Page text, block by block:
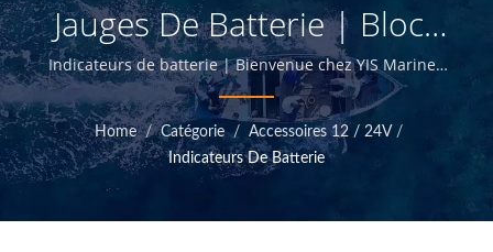
Jauges De Batterie | Blocs
Fusibles Marins - Fabricant
De Produits Électriques
Marins | YIS Marine
Indicateurs de batterie | Bienvenue chez YIS Marine -
Fabricant de produits électriques marins à Taiwan.
Home / Catégorie / Accessoires 12 / 24V /
Indicateurs De Batterie